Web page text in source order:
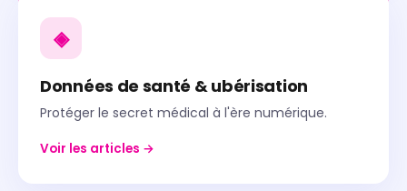
◈
Données de santé & ubérisation
Protéger le secret médical à l'ère numérique.
Voir les articles →